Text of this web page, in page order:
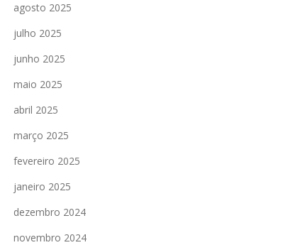
agosto 2025
julho 2025
junho 2025
maio 2025
abril 2025
março 2025
fevereiro 2025
janeiro 2025
dezembro 2024
novembro 2024